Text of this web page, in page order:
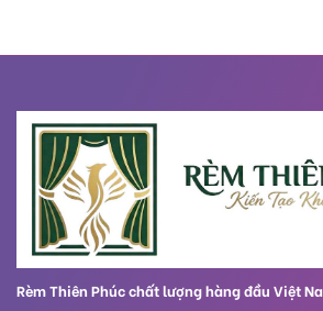
Rèm Thiên Phúc chất lượng hàng đầu Việt